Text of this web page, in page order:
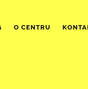
O CENTRU